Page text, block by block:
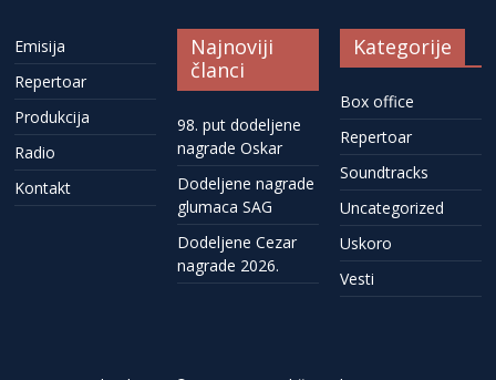
Emisija
Repertoar
Produkcija
Radio
Kontakt
Najnoviji
članci
98. put dodeljene
nagrade Oskar
Dodeljene nagrade
glumaca SAG
Dodeljene Cezar
nagrade 2026.
Kategorije
Box office
Repertoar
Soundtracks
Uncategorized
Uskoro
Vesti